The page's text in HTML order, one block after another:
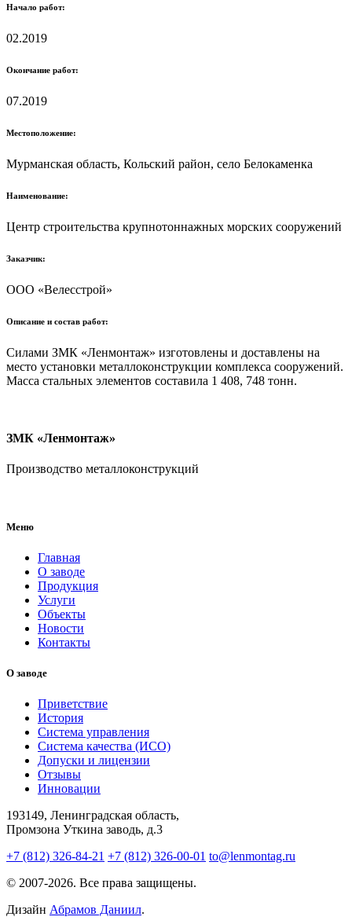
Начало работ:
02.2019
Окончание работ:
07.2019
Местоположение:
Мурманская область, Кольский район, село Белокаменка
Наименование:
Центр строительства крупнотоннажных морских сооружений
Заказчик:
ООО «Велесстрой»
Описание и состав работ:
Силами ЗМК «Ленмонтаж» изготовлены и доставлены на
место установки металлоконструкции комплекса сооружений.
Масса стальных элементов составила 1 408, 748 тонн.
ЗМК «Ленмонтаж»
Производство металлоконструкций
Меню
Главная
О заводе
Продукция
Услуги
Объекты
Новости
Контакты
О заводе
Приветствие
История
Система управления
Система качества (ИСО)
Допуски и лицензии
Отзывы
Инновации
193149, Ленинградская область,
Промзона Уткина заводь, д.3
+7 (812) 326-84-21 +7 (812) 326-00-01 to@lenmontag.ru
© 2007-2026. Все права защищены.
Дизайн Абрамов Даниил.